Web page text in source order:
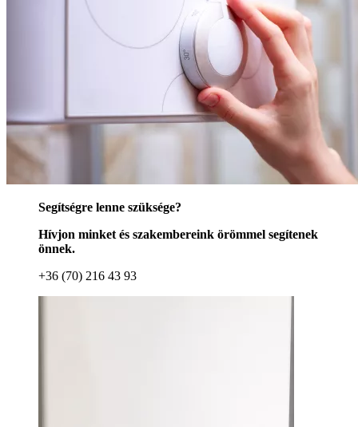
Segítségre lenne szüksége?
Hívjon minket és szakembereink örömmel segítenek
önnek.
+36 (70) 216 43 93